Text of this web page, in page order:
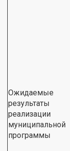
Ожидаемые
результаты
реализации
муниципальной
программы